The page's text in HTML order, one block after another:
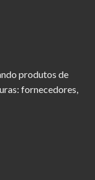
produtos de
fornecedores,